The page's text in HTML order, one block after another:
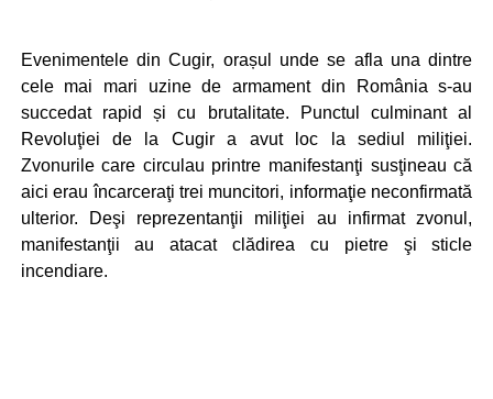
Evenimentele din Cugir, orașul unde se afla una dintre
cele mai mari uzine de armament din România s-au
succedat rapid și cu brutalitate. Punctul culminant al
Revoluţiei de la Cugir a avut loc la sediul miliţiei.
Zvonurile care circulau printre manifestanţi susţineau că
aici erau încarceraţi trei muncitori, informaţie neconfirmată
ulterior. Deşi reprezentanţii miliţiei au infirmat zvonul,
manifestanţii au atacat clădirea cu pietre şi sticle
incendiare.